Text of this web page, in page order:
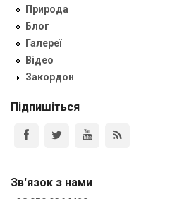
Природа
Блог
Галереї
Відео
Закордон
Підпишіться
Зв'язок з нами